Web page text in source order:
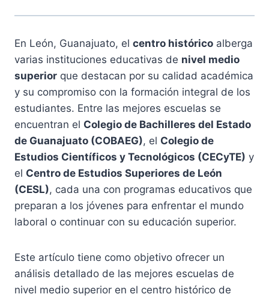
En León, Guanajuato, el centro histórico alberga
varias instituciones educativas de nivel medio
superior que destacan por su calidad académica
y su compromiso con la formación integral de los
estudiantes. Entre las mejores escuelas se
encuentran el Colegio de Bachilleres del Estado
de Guanajuato (COBAEG), el Colegio de
Estudios Científicos y Tecnológicos (CECyTE) y
el Centro de Estudios Superiores de León
(CESL), cada una con programas educativos que
preparan a los jóvenes para enfrentar el mundo
laboral o continuar con su educación superior.
Este artículo tiene como objetivo ofrecer un
análisis detallado de las mejores escuelas de
nivel medio superior en el centro histórico de